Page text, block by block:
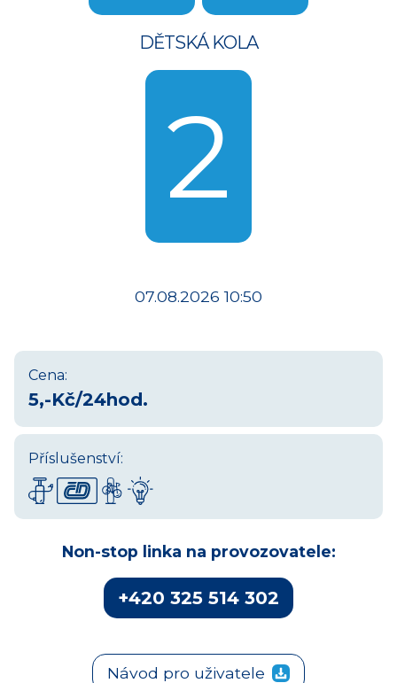
DĚTSKÁ KOLA
2
07.08.2026 10:50
Cena:
5,-Kč/24hod.
Příslušenství:
Non-stop linka na provozovatele:
+420 325 514 302
Návod pro uživatele